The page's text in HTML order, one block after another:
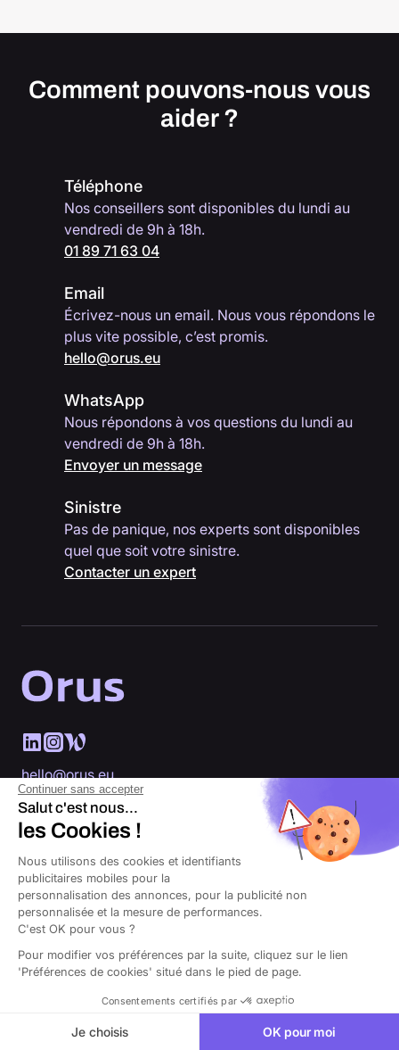
Comment pouvons-nous vous
aider ?
Téléphone
Nos conseillers sont disponibles du lundi au
vendredi de 9h à 18h.
01 89 71 63 04
Email
Écrivez-nous un email. Nous vous répondons le
plus vite possible, c’est promis.
hello@orus.eu
WhatsApp
Nous répondons à vos questions du lundi au
vendredi de 9h à 18h.
Envoyer un message
Sinistre
Pas de panique, nos experts sont disponibles
quel que soit votre sinistre.
Contacter un expert
hello@orus.eu
20 bis rue La Fayette, 75009 Paris
Du lundi au vendredi, de 9h à 19h
Nous sommes là pour vous
Vous êtes notre priorité
Continuer sans accepter
Salut c'est nous...
les Cookies !
Nous utilisons des cookies et identifiants
publicitaires mobiles pour la
personnalisation des annonces, pour la publicité non
personnalisée et la mesure de performances.
C'est OK pour vous ?
Pour modifier vos préférences par la suite, cliquez sur le lien
'Préférences de cookies' situé dans le pied de page.
Consentements certifiés par
Je choisis OK pour moi